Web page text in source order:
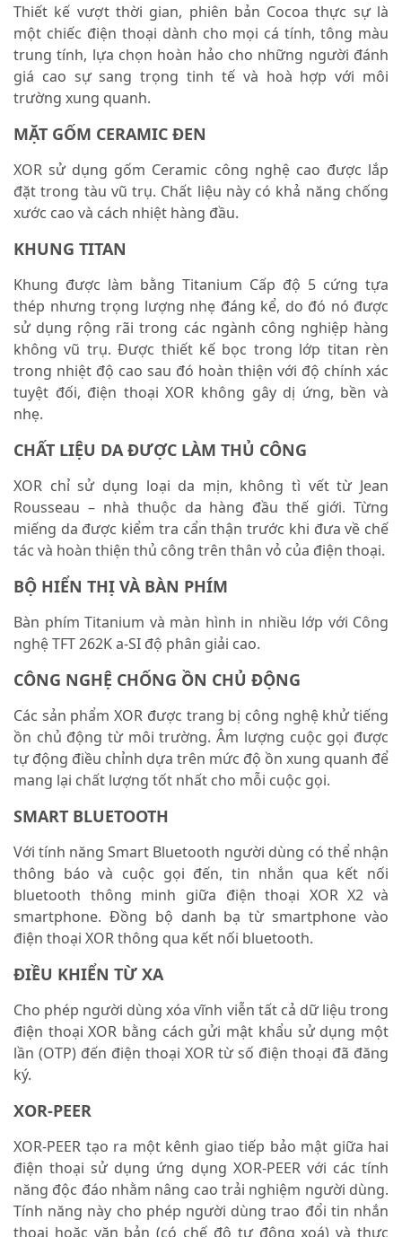
Thiết kế vượt thời gian, phiên bản Cocoa thực sự là
một chiếc điện thoại dành cho mọi cá tính, tông màu
trung tính, lựa chọn hoàn hảo cho những người đánh
giá cao sự sang trọng tinh tế và hoà hợp với môi
trường xung quanh.
MẶT GỐM CERAMIC ĐEN
XOR sử dụng gốm Ceramic công nghệ cao được lắp
đặt trong tàu vũ trụ. Chất liệu này có khả năng chống
xước cao và cách nhiệt hàng đầu.
KHUNG TITAN
Khung được làm bằng Titanium Cấp độ 5 cứng tựa
thép nhưng trọng lượng nhẹ đáng kể, do đó nó được
sử dụng rộng rãi trong các ngành công nghiệp hàng
không vũ trụ. Được thiết kế bọc trong lớp titan rèn
trong nhiệt độ cao sau đó hoàn thiện với độ chính xác
tuyệt đối, điện thoại XOR không gây dị ứng, bền và
nhẹ.
CHẤT LIỆU DA ĐƯỢC LÀM THỦ CÔNG
XOR chỉ sử dụng loại da mịn, không tì vết từ Jean
Rousseau – nhà thuộc da hàng đầu thế giới. Từng
miếng da được kiểm tra cẩn thận trước khi đưa về chế
tác và hoàn thiện thủ công trên thân vỏ của điện thoại.
BỘ HIỂN THỊ VÀ BÀN PHÍM
Bàn phím Titanium và màn hình in nhiều lớp với Công
nghệ TFT 262K a-SI độ phân giải cao.
CÔNG NGHỆ CHỐNG ỒN CHỦ ĐỘNG
Các sản phẩm XOR được trang bị công nghệ khử tiếng
ồn chủ động từ môi trường. Âm lượng cuộc gọi được
tự động điều chỉnh dựa trên mức độ ồn xung quanh để
mang lại chất lượng tốt nhất cho mỗi cuộc gọi.
SMART BLUETOOTH
Với tính năng Smart Bluetooth người dùng có thể nhận
thông báo và cuộc gọi đến, tin nhắn qua kết nối
bluetooth thông minh giữa điện thoại XOR X2 và
smartphone. Đồng bộ danh bạ từ smartphone vào
điện thoại XOR thông qua kết nối bluetooth.
ĐIỀU KHIỂN TỪ XA
Cho phép người dùng xóa vĩnh viễn tất cả dữ liệu trong
điện thoại XOR bằng cách gửi mật khẩu sử dụng một
lần (OTP) đến điện thoại XOR từ số điện thoại đã đăng
ký.
XOR-PEER
XOR-PEER tạo ra một kênh giao tiếp bảo mật giữa hai
điện thoại sử dụng ứng dụng XOR-PEER với các tính
năng độc đáo nhằm nâng cao trải nghiệm người dùng.
Tính năng này cho phép người dùng trao đổi tin nhắn
thoại hoặc văn bản (có chế độ tự động xoá) và thực